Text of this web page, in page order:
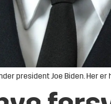
president Joe Biden. Her